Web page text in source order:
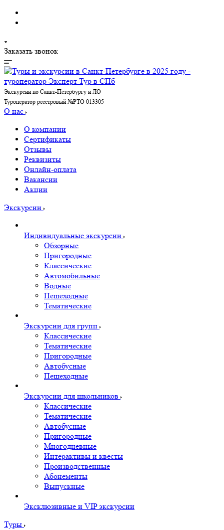
Заказать звонок
Экскурсии по Санкт-Петербургу и ЛО
Туроператор реестровый №РТО 013305
О нас
О компании
Сертификаты
Отзывы
Реквизиты
Онлайн-оплата
Вакансии
Акции
Экскурсии
Индивидуальные экскурсии
Обзорные
Пригородные
Классические
Автомобильные
Водные
Пешеходные
Тематические
Экскурсии для групп
Классические
Тематические
Пригородные
Автобусные
Пешеходные
Экскурсии для школьников
Классические
Тематические
Автобусные
Пригородные
Многодневные
Интерактивы и квесты
Производственные
Абонементы
Выпускные
Эксклюзивные и VIP экскурсии
Туры